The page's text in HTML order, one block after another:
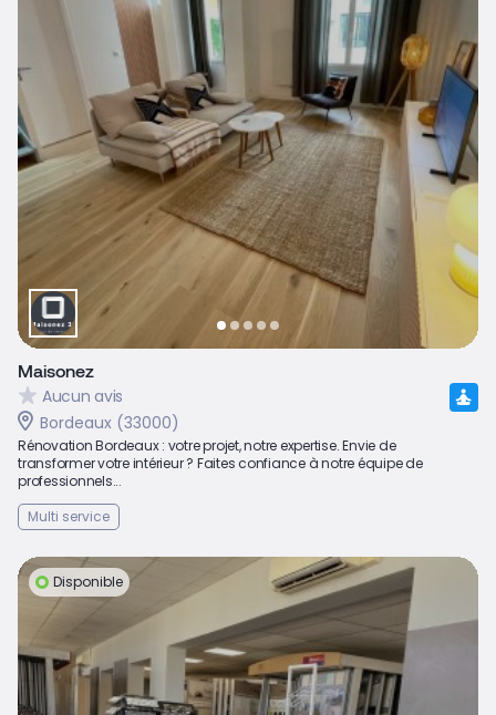
Maisonez
Aucun avis
Bordeaux (33000)
Rénovation Bordeaux : votre projet, notre expertise. Envie de
transformer votre intérieur ? Faites confiance à notre équipe de
professionnels...
Multi service
Disponible